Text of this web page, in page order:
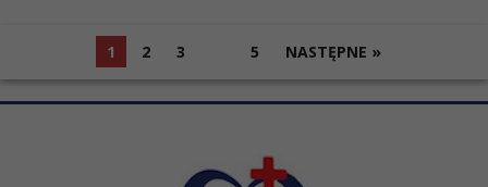
1 2 3 5 NASTĘPNE »